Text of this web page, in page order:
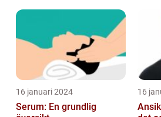
16 januari 2024
Serum: En grundlig
16